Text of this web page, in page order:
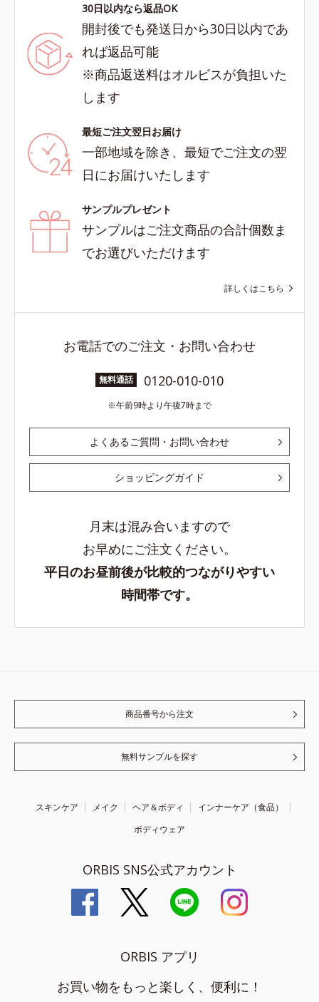
30日以内なら返品OK
開封後でも発送日から30日以内であ
れば返品可能
※商品返送料はオルビスが負担いた
します
最短ご注文翌日お届け
一部地域を除き、最短でご注文の翌
日にお届けいたします
サンプルプレゼント
サンプルはご注文商品の合計個数ま
でお選びいただけます
詳しくはこちら
お電話でのご注文・お問い合わせ
無料通話 0120-010-010
午前9時より午後7時まで
よくあるご質問・お問い合わせ
ショッピングガイド
月末は混み合いますので
お早めにご注文ください。
平日のお昼前後が比較的つながりやすい
時間帯です。
商品番号から注文
無料サンプルを探す
スキンケア メイク ヘア＆ボディ
インナーケア（食品）
ボディウェア
ORBIS SNS公式アカウント
ORBIS アプリ
お買い物をもっと楽しく、便利に！